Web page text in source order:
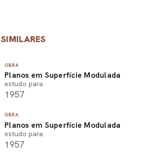
OBRA
Planos em Superfície Modulada
estudo para
1957
OBRA
Planos em Superfície Modulada
estudo para
1957